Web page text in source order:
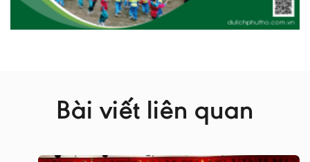
Bài viết liên quan